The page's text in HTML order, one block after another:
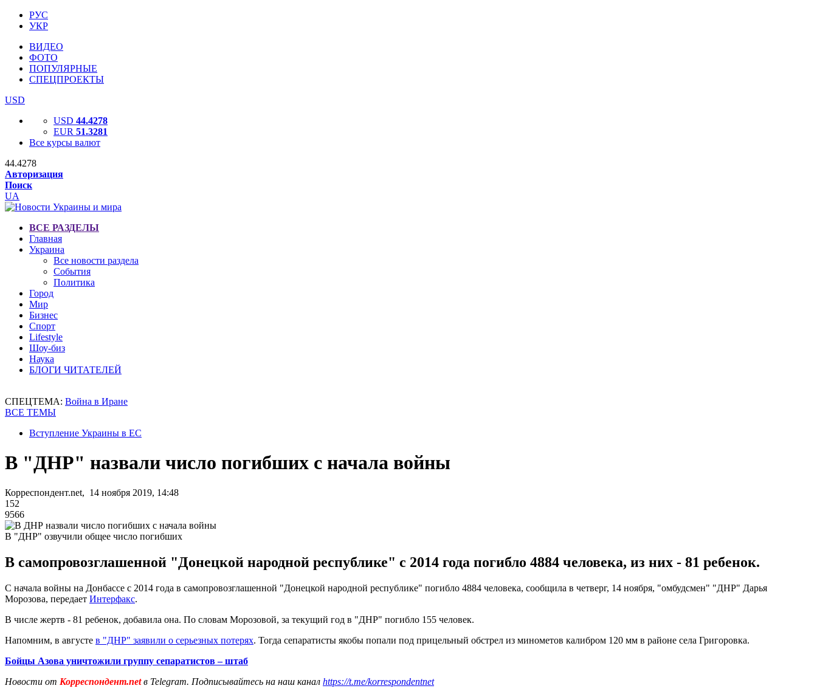
РУС
УКР
ВИДЕО
ФОТО
ПОПУЛЯРНЫЕ
СПЕЦПРОЕКТЫ
USD
USD 44.4278
EUR 51.3281
Все курсы валют
44.4278
Авторизация
Поиск
UA
ВСЕ РАЗДЕЛЫ
Главная
Украина
Все новости раздела
События
Политика
Город
Мир
Бизнес
Спорт
Lifestyle
Шоу-биз
Наука
БЛОГИ ЧИТАТЕЛЕЙ
СПЕЦТЕМА: Война в Иране
ВСЕ ТЕМЫ
Вступление Украины в ЕС
В "ДНР" назвали число погибших с начала войны
Корреспондент.net, 14 ноября 2019, 14:48
152
9566
В "ДНР" озвучили общее число погибших
В самопровозглашенной "Донецкой народной республике" с 2014 года погибло 4884 человека, из них - 81 ребенок.
С начала войны на Донбассе с 2014 года в самопровозглашенной "Донецкой народной республике" погибло 4884 человека, сообщила в четверг, 14 ноября, "омбудсмен" "ДНР" Дарья
Морозова, передает Интерфакс.
В числе жертв - 81 ребенок, добавила она. По словам Морозовой, за текущий год в "ДНР" погибло 155 человек.
Напомним, в августе в "ДНР" заявили о серьезных потерях. Тогда сепаратисты якобы попали под прицельный обстрел из минометов калибром 120 мм в районе села Григоровка.
Бойцы Азова уничтожили группу сепаратистов – штаб
Новости от Корреспондент.netв Telegram. Подписывайтесь на наш канал https://t.me/korrespondentnet